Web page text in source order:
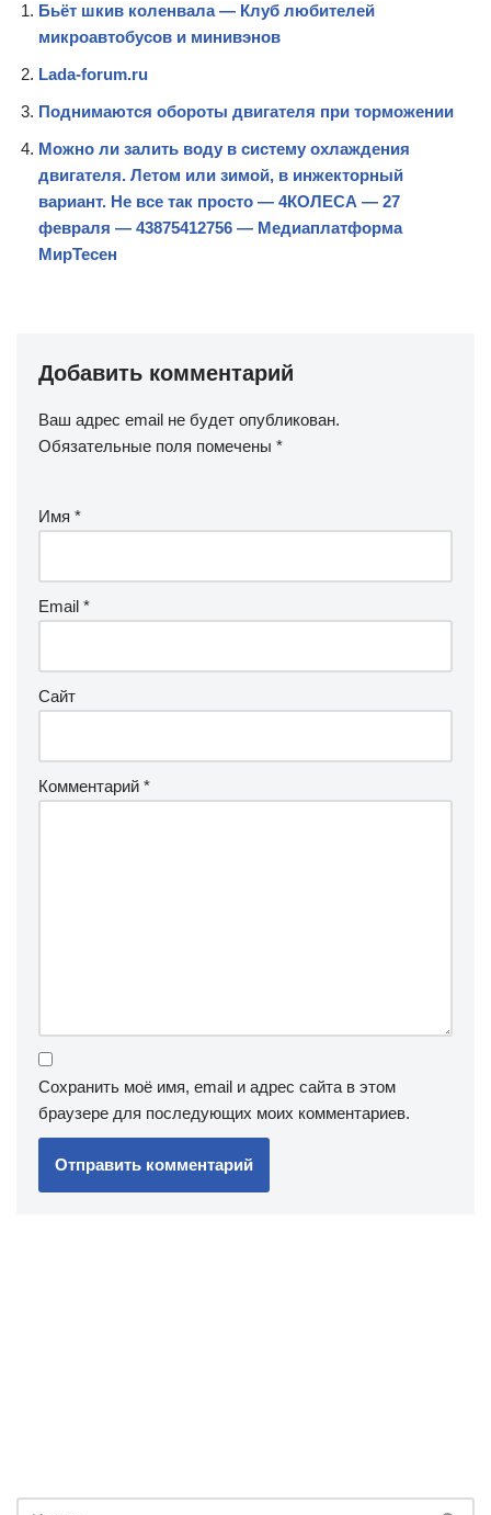
Бьёт шкив коленвала — Клуб любителей
микроавтобусов и минивэнов
Lada-forum.ru
Поднимаются обороты двигателя при торможении
Можно ли залить воду в систему охлаждения
двигателя. Летом или зимой, в инжекторный
вариант. Не все так просто — 4КОЛЕСА — 27
февраля — 43875412756 — Медиаплатформа
МирТесен
Добавить комментарий
Ваш адрес email не будет опубликован.
Обязательные поля помечены *
Имя *
Email *
Сайт
Комментарий *
Сохранить моё имя, email и адрес сайта в этом
браузере для последующих моих комментариев.